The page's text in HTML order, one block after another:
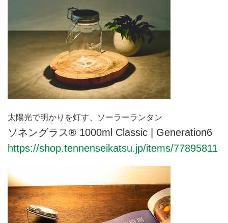
太陽光で明かりを灯す、ソーラーランタン
ソネングラス®︎ 1000ml Classic | Generation6
https://shop.tennenseikatsu.jp/items/77895811